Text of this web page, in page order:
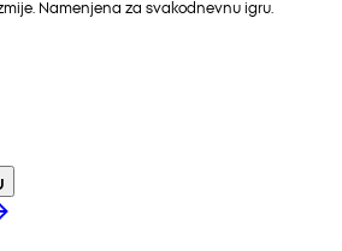
Namenjena za svakodnevnu igru.